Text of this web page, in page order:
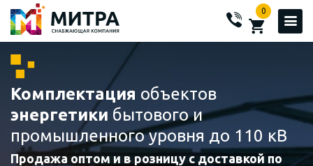
0
Комплектация объектов
энергетики бытового и
промышленного уровня до 110 кВ
Продажа оптом и в розницу с доставкой по